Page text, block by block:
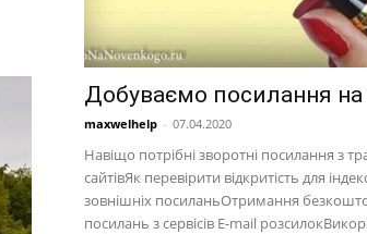
Добуваємо посилання на
maxwelhelp - 07.04.2020
Навіщо потрібні зворотні посилання з
сайтівЯк перевірити відкритість для
зовнішніх посиланьОтримання
посилань з сервісів E-mail